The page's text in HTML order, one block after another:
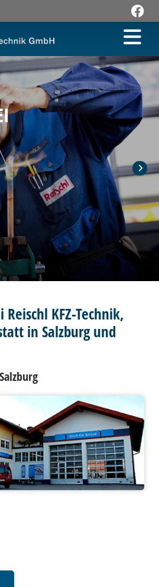
KFZ-Technik,
in Salzburg und